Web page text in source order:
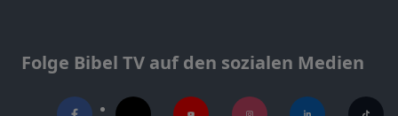
Folge Bibel TV auf den sozialen Medien